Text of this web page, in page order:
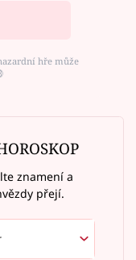
hře může
znamení a
přejí.